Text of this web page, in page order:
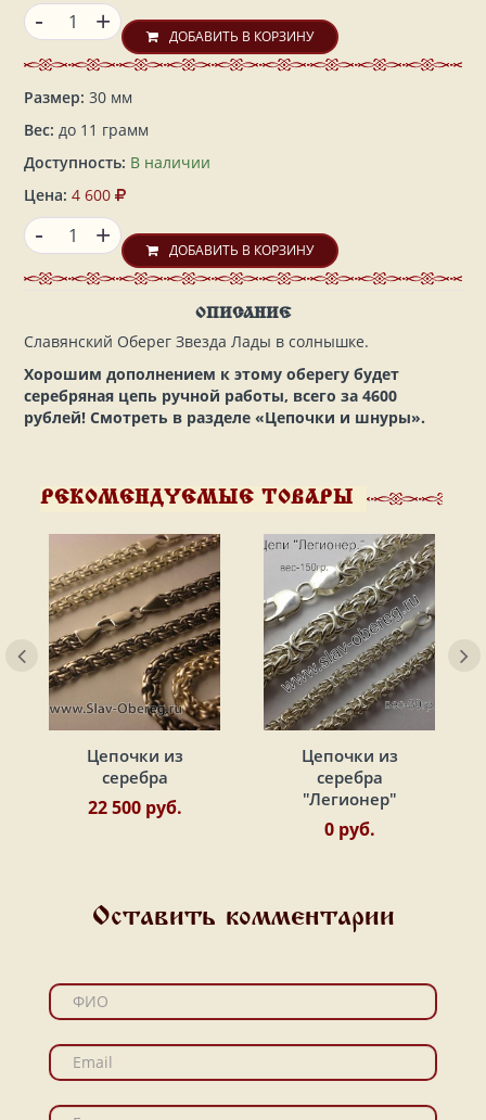
+
- ДОБАВИТЬ В КОРЗИНУ
Размер: 30 мм
Вес: до 11 грамм
Доступность: В наличии
Цена: 4 600
+
- ДОБАВИТЬ В КОРЗИНУ
ОПИСАНИЕ
Славянский Оберег Звезда Лады в солнышке.
Хорошим дополнением к этому оберегу будет
серебряная цепь ручной работы, всего за 4600
рублей! Смотреть в разделе «Цепочки и шнуры».
РЕКОМЕНДУЕМЫЕ ТОВАРЫ
Цепочки из
серебра
22 500 руб.
Цепочки из
серебра
"Легионер"
0 руб.
Оставить комментарии